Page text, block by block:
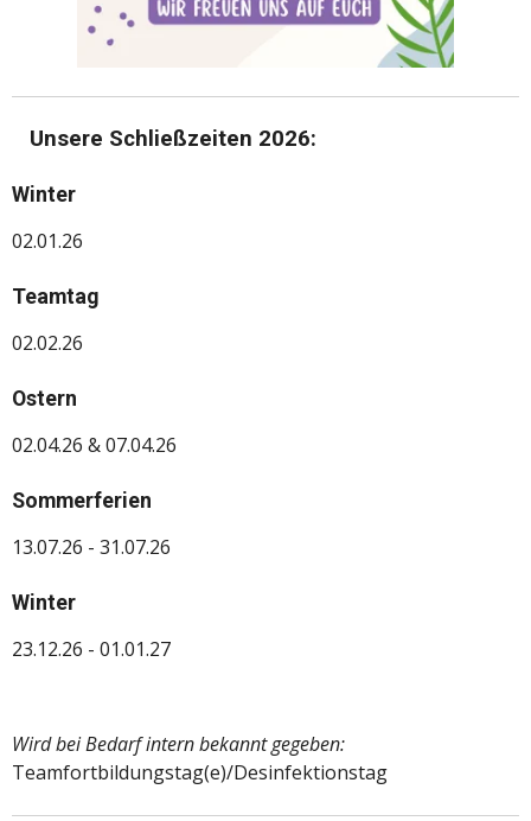
Unsere Schließzeiten 2026:
Winter
02.01.26
Teamtag
02.02.26
Ostern
02.04.26 & 07.04.26
Sommerferien
13.07.26 - 31.07.26
Winter
23.12.26 - 01.01.27
Wird bei Bedarf intern bekannt gegeben:
Teamfortbildungstag(e)/Desinfektionstag